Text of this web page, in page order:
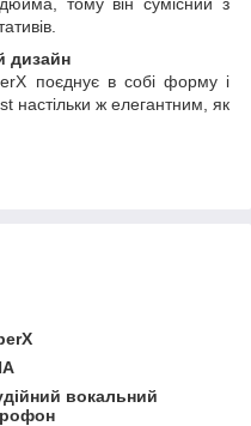
дизайн
поєднує в собі форму і
настільки ж елегантним, як
вокальний